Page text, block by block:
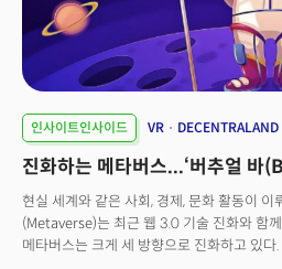
인사이트인사이드 VR DECENTRALAND
진화하는 메타버스...‘버추얼 바
현실 세계와 같은 사회, 경제, 문화 활동이 이
(Metaverse)는 최근 웹 3.0 기술 진화와 함
메타버스는 크게 세 방향으로 진화하고 있다